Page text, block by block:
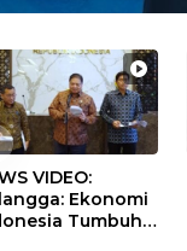
VIDEO:
Ekonomi
Tumbuh